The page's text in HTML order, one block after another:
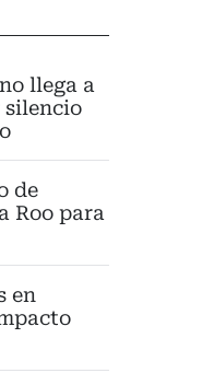
llega a
silencio
de
Roo para
en